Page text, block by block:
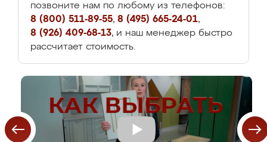
позвоните нам по любому из телефонов:
8 (800) 511-89-55, 8 (495) 665-24-01,
8 (926) 409-68-13, и наш менеджер быстро
рассчитает стоимость.